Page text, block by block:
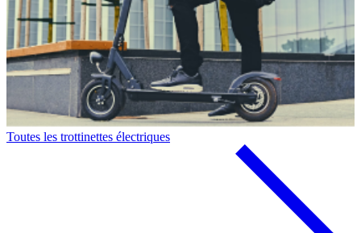
Toutes les trottinettes électriques